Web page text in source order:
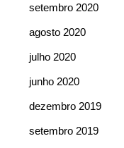
setembro 2020
agosto 2020
julho 2020
junho 2020
dezembro 2019
setembro 2019